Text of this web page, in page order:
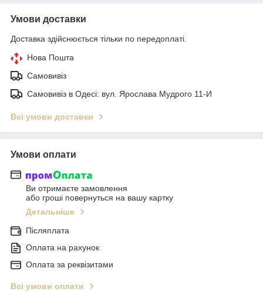
Умови доставки
Доставка здійснюється тільки по передоплаті.
Нова Пошта
Самовивіз
Самовивіз в Одесі: вул. Ярослава Мудрого 11-И
Всі умови доставки
Умови оплати
Ви отримаєте замовлення
або гроші повернуться на вашу картку
Детальніше
Післяплата
Оплата на рахунок
Оплата за реквізитами
Всі умови оплати